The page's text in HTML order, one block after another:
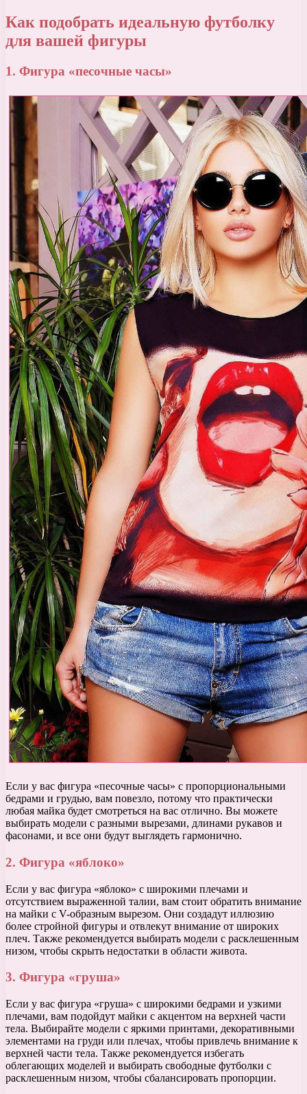
Как подобрать идеальную футболку
для вашей фигуры
1. Фигура «песочные часы»
Если у вас фигура «песочные часы» с пропорциональными
бедрами и грудью, вам повезло, потому что практически
любая майка будет смотреться на вас отлично. Вы можете
выбирать модели с разными вырезами, длинами рукавов и
фасонами, и все они будут выглядеть гармонично.
2. Фигура «яблоко»
Если у вас фигура «яблоко» с широкими плечами и
отсутствием выраженной талии, вам стоит обратить внимание
на майки с V-образным вырезом. Они создадут иллюзию
более стройной фигуры и отвлекут внимание от широких
плеч. Также рекомендуется выбирать модели с расклешенным
низом, чтобы скрыть недостатки в области живота.
3. Фигура «груша»
Если у вас фигура «груша» с широкими бедрами и узкими
плечами, вам подойдут майки с акцентом на верхней части
тела. Выбирайте модели с яркими принтами, декоративными
элементами на груди или плечах, чтобы привлечь внимание к
верхней части тела. Также рекомендуется избегать
облегающих моделей и выбирать свободные футболки с
расклешенным низом, чтобы сбалансировать пропорции.